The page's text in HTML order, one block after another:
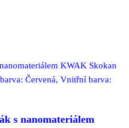
s nanomateriálem